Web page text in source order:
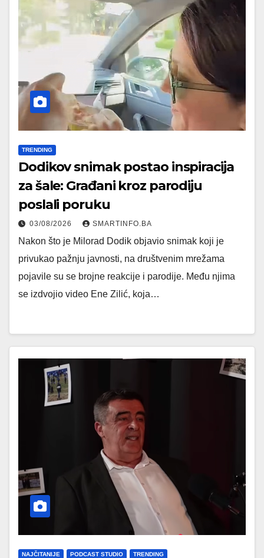
TRENDING
Dodikov snimak postao inspiracija
za šale: Građani kroz parodiju
poslali poruku
03/08/2026 SMARTINFO.BA
Nakon što je Milorad Dodik objavio snimak koji je
privukao pažnju javnosti, na društvenim mrežama
pojavile su se brojne reakcije i parodije. Među njima
se izdvojio video Ene Zilić, koja…
NAJČITANIJE PODCAST STUDIO TRENDING